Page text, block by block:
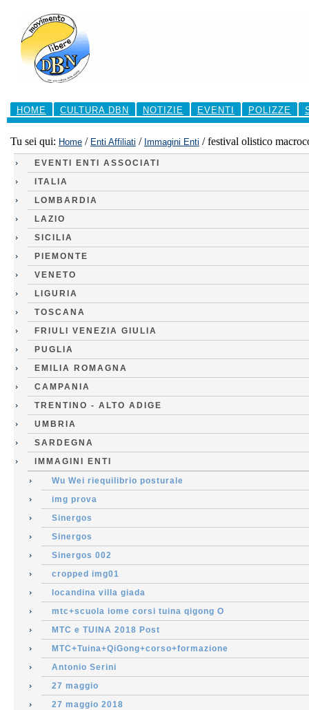
contenuti.
navigazione
Sezioni
HOME
CULTURA DBN NOTIZIE EVENTI POLIZZE
Tu sei qui: Home / Enti Affiliati / Immagini Enti /festival olistico
EVENTI ENTI ASSOCIATI
ITALIA
LOMBARDIA
LAZIO
SICILIA
PIEMONTE
VENETO
LIGURIA
TOSCANA
FRIULI VENEZIA GIULIA
PUGLIA
EMILIA ROMAGNA
CAMPANIA
TRENTINO - ALTO ADIGE
UMBRIA
SARDEGNA
IMMAGINI ENTI
Wu Wei riequilibrio posturale
img prova
Sinergos
Sinergos
Sinergos 002
cropped img01
locandina villa giada
mtc+scuola iome corsi tuina qigong O
MTC e TUINA 2018 Post
MTC+Tuina+QiGong+corso+formazione
Antonio Serini
27 maggio
27 maggio 2018